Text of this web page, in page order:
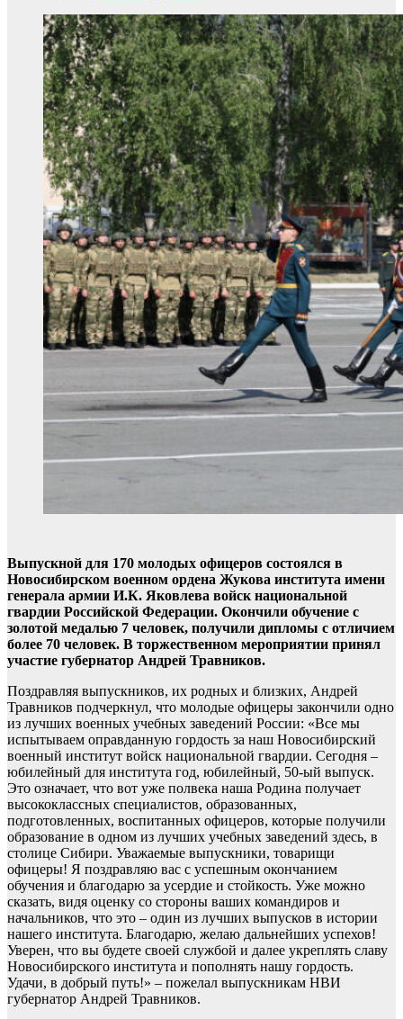
Выпускной для 170 молодых офицеров состоялся в
Новосибирском военном ордена Жукова института имени
генерала армии И.К. Яковлева войск национальной
гвардии Российской Федерации. Окончили обучение с
золотой медалью 7 человек, получили дипломы с отличием
более 70 человек. В торжественном мероприятии принял
участие губернатор Андрей Травников.
Поздравляя выпускников, их родных и близких, Андрей
Травников подчеркнул, что молодые офицеры закончили одно
из лучших военных учебных заведений России: «Все мы
испытываем оправданную гордость за наш Новосибирский
военный институт войск национальной гвардии. Сегодня –
юбилейный для института год, юбилейный, 50-ый выпуск.
Это означает, что вот уже полвека наша Родина получает
высококлассных специалистов, образованных,
подготовленных, воспитанных офицеров, которые получили
образование в одном из лучших учебных заведений здесь, в
столице Сибири. Уважаемые выпускники, товарищи
офицеры! Я поздравляю вас с успешным окончанием
обучения и благодарю за усердие и стойкость. Уже можно
сказать, видя оценку со стороны ваших командиров и
начальников, что это – один из лучших выпусков в истории
нашего института. Благодарю, желаю дальнейших успехов!
Уверен, что вы будете своей службой и далее укреплять славу
Новосибирского института и пополнять нашу гордость.
Удачи, в добрый путь!» – пожелал выпускникам НВИ
губернатор Андрей Травников.